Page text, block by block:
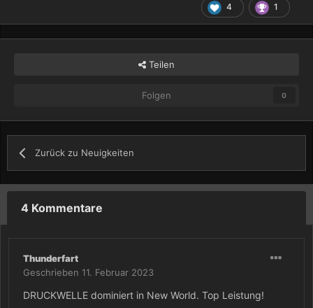
4 1
Teilen
Folgen 0
Zurück zu Neuigkeiten
4 Kommentare
Thunderfart
Geschrieben 11. Februar 2023
DRUCKWELLE dominiert in New World. Top Leistung!